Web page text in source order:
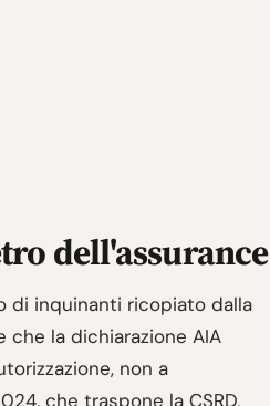
dell'assurance
di inquinanti ricopiato dalla
che la dichiarazione AIA
non a
che traspone la CSRD,